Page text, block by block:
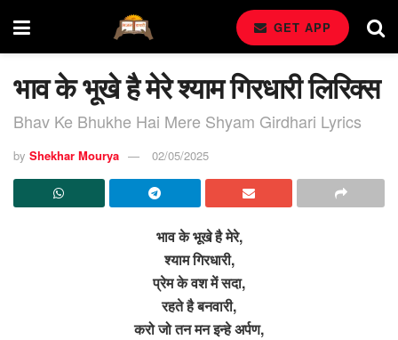
GET APP
भाव के भूखे है मेरे श्याम गिरधारी लिरिक्स
Bhav Ke Bhukhe Hai Mere Shyam Girdhari Lyrics
by Shekhar Mourya 02/05/2025
भाव के भूखे है मेरे,
श्याम गिरधारी,
प्रेम के वश में सदा,
रहते है बनवारी,
करो जो तन मन इन्हे अर्पण,